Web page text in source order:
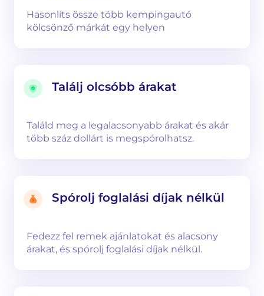
Hasonlíts össze több kempingautó
kölcsönző márkát egy helyen
Találj olcsóbb árakat
Találd meg a legalacsonyabb árakat és akár
több száz dollárt is megspórolhatsz.
Spórolj foglalási díjak nélkül
Fedezz fel remek ajánlatokat és alacsony
árakat, és spórolj foglalási díjak nélkül.